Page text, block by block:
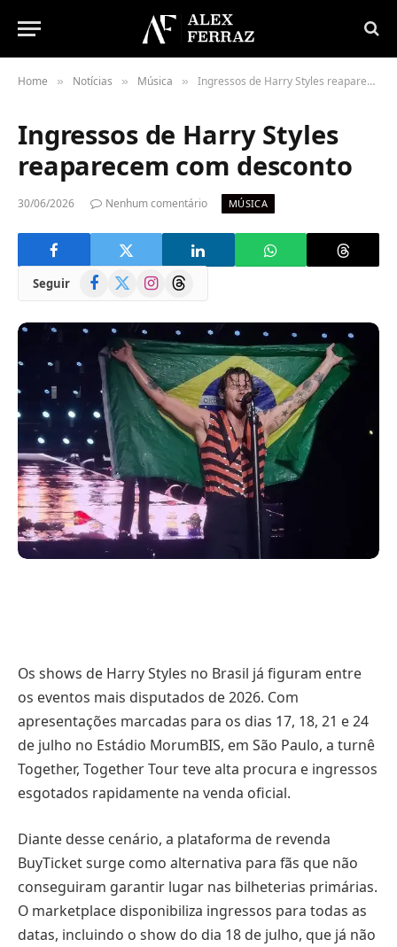
Home » Notícias » Música » Ingressos de Harry Styles reaparecem com desconto
Ingressos de Harry Styles
reaparecem com desconto
30/06/2026 Nenhum comentário MÚSICA
Seguir Facebook
(Twitter)
InstagramThreads
Os shows de Harry Styles no Brasil já figuram entre
os eventos mais disputados de 2026. Com
apresentações marcadas para os dias 17, 18, 21 e 24
de julho no Estádio MorumBIS, em São Paulo, a turnê
Together, Together Tour teve alta procura e ingressos
esgotados rapidamente na venda oficial.
Diante desse cenário, a plataforma de revenda
BuyTicket surge como alternativa para fãs que não
conseguiram garantir lugar nas bilheterias primárias.
O marketplace disponibiliza ingressos para todas as
datas, incluindo o show do dia 18 de julho, que já não